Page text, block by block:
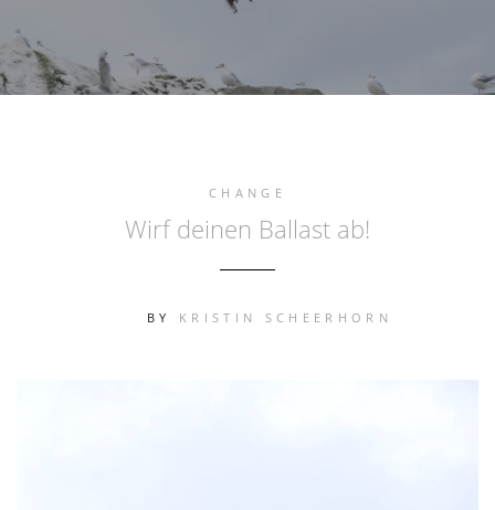
CHANGE
Wirf deinen Ballast ab!
BY KRISTIN SCHEERHORN